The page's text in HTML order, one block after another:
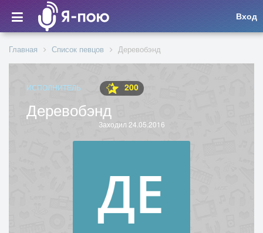
Вход
Главная Список певцов Деревобэнд
ИСПОЛНИТЕЛЬ 200
Деревобэнд
Заходил 24.05.2016